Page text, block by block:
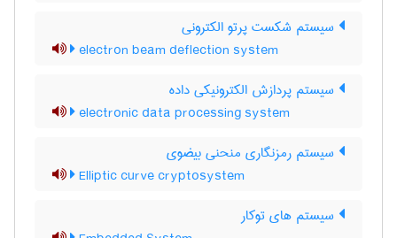
سیستم شکست پرتو الکترونی
electron beam deflection system
سیستم پردازش الکترونیکی داده
electronic data processing system
سیستم رمزنگاری منحنی بیضوی
Elliptic curve cryptosystem
سیستم های توکار